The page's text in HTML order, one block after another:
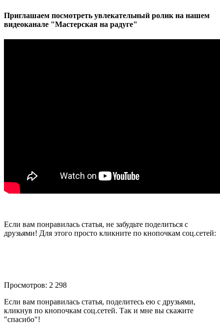
Приглашаем посмотреть увлекательный ролик на нашем
видеоканале "Мастерская на радуге"
Если вам понравилась статья, не забудьте поделиться с
друзьями! Для этого просто кликните по кнопочкам соц.сетей:
Просмотров: 2 298
Если вам понравилась статья, поделитесь ею с друзьями,
кликнув по кнопочкам соц.сетей. Так и мне вы скажите
"спасибо"!